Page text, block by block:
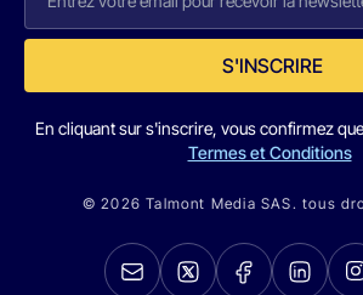
S'INSCRIRE
En cliquant sur s'inscrire, vous confirmez
Termes et Conditions
© 2026 Talmont Media SAS. tous